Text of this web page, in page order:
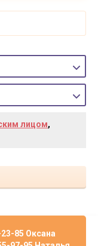
лицом,
85 Оксана